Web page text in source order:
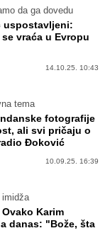
da ga dovedu
uspostavljeni:
se vraća u Evropu
14.10.25. 10:43
tema
fotografije
ali svi pričaju o
Đoković
10.09.25. 16:39
imidža
Karim
danas: "Bože, šta